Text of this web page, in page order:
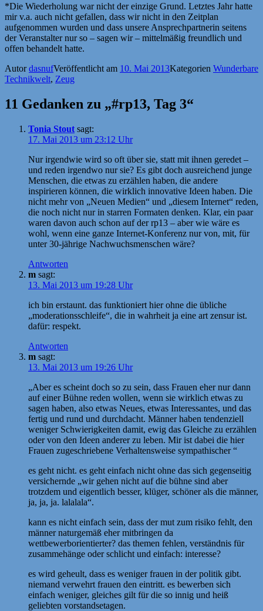
*Die Wiederholung war nicht der einzige Grund. Letztes Jahr hatte
mir v.a. auch nicht gefallen, dass wir nicht in den Zeitplan
aufgenommen wurden und dass unsere Ansprechpartnerin seitens
der Veranstalter nur so – sagen wir – mittelmäßig freundlich und
offen behandelt hatte.
AutordasnufVeröffentlicht am 10. Mai 2013Kategorien Wunderbare
Technikwelt, Zeug
11 Gedanken zu „#rp13, Tag 3“
Tonia Stout sagt:
17. Mai 2013 um 23:12 Uhr
Nur irgendwie wird so oft über sie, statt mit ihnen geredet –
und reden irgendwo nur sie? Es gibt doch ausreichend junge
Menschen, die etwas zu erzählen haben, die andere
inspirieren können, die wirklich innovative Ideen haben. Die
nicht mehr von „Neuen Medien“ und „diesem Internet“ reden,
die noch nicht nur in starren Formaten denken. Klar, ein paar
waren davon auch schon auf der rp13 – aber wie wäre es
wohl, wenn eine ganze Internet-Konferenz nur von, mit, für
unter 30-jährige Nachwuchsmenschen wäre?
Antworten
m sagt:
13. Mai 2013 um 19:28 Uhr
ich bin erstaunt. das funktioniert hier ohne die übliche
„moderationsschleife“, die in wahrheit ja eine art zensur ist.
dafür: respekt.
Antworten
m sagt:
13. Mai 2013 um 19:26 Uhr
„Aber es scheint doch so zu sein, dass Frauen eher nur dann
auf einer Bühne reden wollen, wenn sie wirklich etwas zu
sagen haben, also etwas Neues, etwas Interessantes, und das
fertig und rund und durchdacht. Männer haben tendenziell
weniger Schwierigkeiten damit, ewig das Gleiche zu erzählen
oder von den Ideen anderer zu leben. Mir ist dabei die hier
Frauen zugeschriebene Verhaltensweise sympathischer “
es geht nicht. es geht einfach nicht ohne das sich gegenseitig
versichernde „wir gehen nicht auf die bühne sind aber
trotzdem und eigentlich besser, klüger, schöner als die männer,
ja, ja, ja. lalalala“.
kann es nicht einfach sein, dass der mut zum risiko fehlt, den
männer naturgemäß eher mitbringen da
wettbewerborientierter? das themen fehlen, verständnis für
zusammehänge oder schlicht und einfach: interesse?
es wird geheult, dass es weniger frauen in der politik gibt.
niemand verwehrt frauen den eintritt. es bewerben sich
einfach weniger, gleiches gilt für die so innig und heiß
geliebten vorstandsetagen.